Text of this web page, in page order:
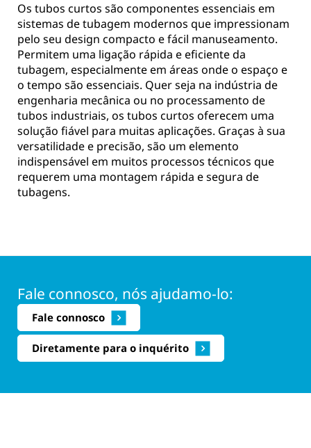
Os tubos curtos são componentes essenciais em
sistemas de tubagem modernos que impressionam
pelo seu design compacto e fácil manuseamento.
Permitem uma ligação rápida e eficiente da
tubagem, especialmente em áreas onde o espaço e
o tempo são essenciais. Quer seja na indústria de
engenharia mecânica ou no processamento de
tubos industriais, os tubos curtos oferecem uma
solução fiável para muitas aplicações. Graças à sua
versatilidade e precisão, são um elemento
indispensável em muitos processos técnicos que
requerem uma montagem rápida e segura de
tubagens.
Fale connosco, nós ajudamo-lo:
Fale connosco
Diretamente para o inquérito